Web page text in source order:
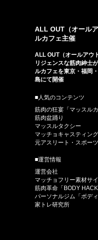
ALL OUT（オール
ルカフェ主催
ALL OUT（オールアウ
リジェンスな筋肉紳士
ルカフェを東京・福岡
島にて開催
■人気のコンテンツ
筋肉の狂宴「マッスルカ
筋肉盆踊り
マッスルタクシー
マッチョキャスティング
元アスリート・スポー
■運営情報
運営会社
マッチョフリー素材サ
筋肉革命「BODY HACK
パーソナルジム「ボデ
家トレ研究所